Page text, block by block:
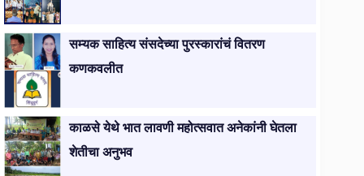
सम्यक साहित्य संसदेच्या पुरस्कारांचं वितरण
कणकवलीत
काळसे येथे भात लावणी महोत्सवात अनेकांनी घेतला
शेतीचा अनुभव